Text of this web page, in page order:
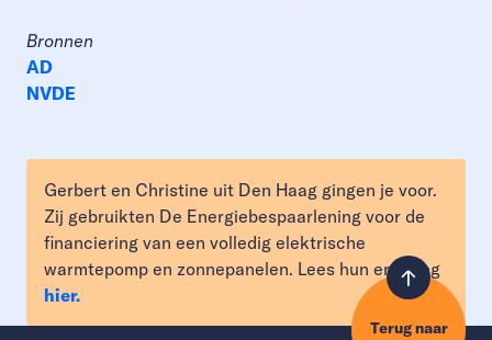
Bronnen
AD
NVDE
Gerbert en Christine uit Den Haag gingen je voor.
Zij gebruikten De Energiebespaarlening voor de
financiering van een volledig elektrische
warmtepomp en zonnepanelen. Lees hun ervaring
hier.
Terug naar